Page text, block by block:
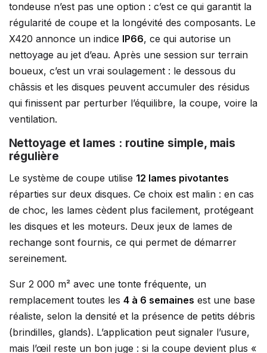
tondeuse n’est pas une option : c’est ce qui garantit la
régularité de coupe et la longévité des composants. Le
X420 annonce un indice IP66, ce qui autorise un
nettoyage au jet d’eau. Après une session sur terrain
boueux, c’est un vrai soulagement : le dessous du
châssis et les disques peuvent accumuler des résidus
qui finissent par perturber l’équilibre, la coupe, voire la
ventilation.
Nettoyage et lames : routine simple, mais
régulière
Le système de coupe utilise 12 lames pivotantes
réparties sur deux disques. Ce choix est malin : en cas
de choc, les lames cèdent plus facilement, protégeant
les disques et les moteurs. Deux jeux de lames de
rechange sont fournis, ce qui permet de démarrer
sereinement.
Sur 2 000 m² avec une tonte fréquente, un
remplacement toutes les 4 à 6 semaines est une base
réaliste, selon la densité et la présence de petits débris
(brindilles, glands). L’application peut signaler l’usure,
mais l’œil reste un bon juge : si la coupe devient plus «